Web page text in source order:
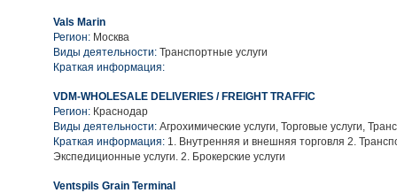
Vals Marin
Регион: Москва
Виды деятельности: Транспортные услуги
Краткая информация:
VDM-WHOLESALE DELIVERIES / FREIGHT TRAFFIC
Регион: Краснодар
Виды деятельности: Агрохимические услуги, Торговые услуги,
Краткая информация: 1. Внутренняя и внешняя торговля 2.
Экспедиционные услуги. 2. Брокерские услуги
Ventspils Grain Terminal